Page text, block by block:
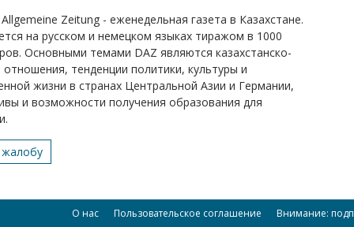
Zeitung - еженедельная газета в Казахстане.
на русском и немецком языках тиражом в 1000
Основными темами DAZ являются казахстанско-
отношения, тенденции политики, культуры и
жизни в странах Центральной Азии и Германии,
и возможности получения образования для
О нас Пользовательское соглашение Внимание: